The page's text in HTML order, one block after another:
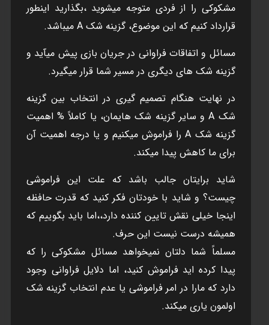
مشکوکی را از فردی متوجه ميشويد ،بگذاريد اينطور
قرارداد کنيم که اين موضوع، گزينه شک A ميباشد.
مسائل و اتفاقات فراوانی در جريان بازی پيش ميآيد و
گزينه شک های ديگری در مسير شما قرار ميگيرد.
در نهايت هنگام تصميم گيری در انتخاب بين گزينه
شک A و ساير گزينه شک هايمان، يا کاملاً % اهميت
گزينه شک A را فراموش ميکنيم و يا درجه اهميت آن
برای ما کاهش پيدا ميکند.
شايد برايتان جالب باشد که علت اين فراموشی
چيست؟ و شايد با خودتان فکر کنيد که قدرت حافظه
اينجا خيلی نقش تايين کننده دارد،،اما بايد بگوييم که
هميشه درست نيست اين حرف.
مسلماً شما دلتان نميخواهد مسائل مشکوکی را که
پيدا کرده ايد فراموش کنيد، اما دلايل فراوانی وجود
دارد که مارا در امر فراموشی يا عدم انتخاب گزينه شک
اولمون ياری ميکند.